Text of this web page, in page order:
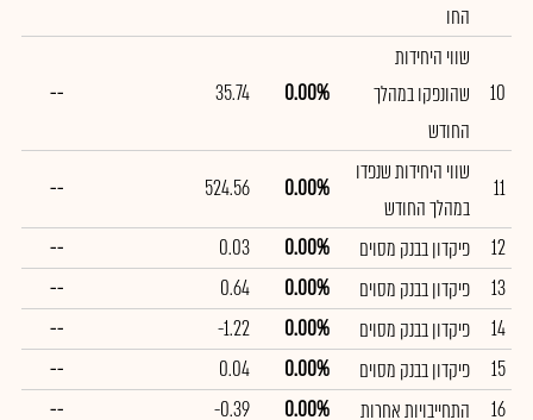
החו
10
שווי היחידות
שהונפקו במהלך
החודש
0.00%
35.74
--
11
שווי היחידות שנפדו
במהלך החודש
0.00%
524.56
--
12
פיקדון בבנק מסוים 0.00%
0.03
--
13
פיקדון בבנק מסוים 0.00%
0.64
--
14
פיקדון בבנק מסוים 0.00%
-1.22
--
15
פיקדון בבנק מסוים 0.00%
0.04
--
16
התחייבויות אחרות 0.00%
-0.39
--